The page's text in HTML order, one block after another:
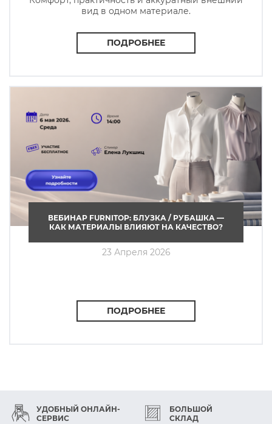
вид в одном материале.
ПОДРОБНЕЕ
ВЕБИНАР FURNITOP: БЛУЗКА / РУБАШКА —
КАК МАТЕРИАЛЫ ВЛИЯЮТ НА КАЧЕСТВО?
23 Апреля 2026
ПОДРОБНЕЕ
УДОБНЫЙ ОНЛАЙН-
СЕРВИС
БОЛЬШОЙ
СКЛАД